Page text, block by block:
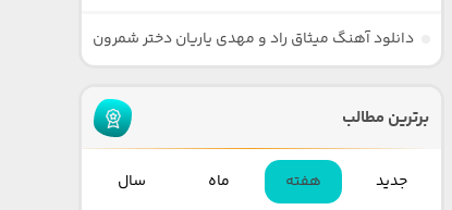
دانلود آهنگ میثاق راد و مهدی یاریان دختر شمرون
برترین مطالب
جدید هفته ماه سال